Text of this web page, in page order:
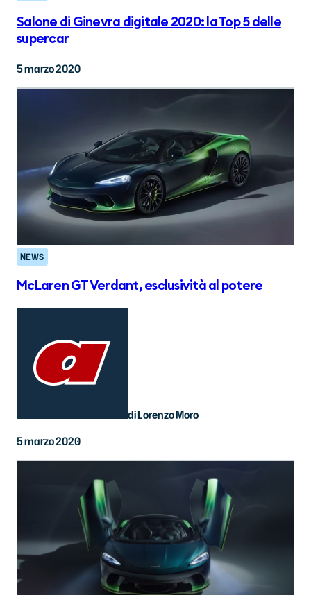
Salone di Ginevra digitale 2020: la Top 5 delle
supercar
5 marzo 2020
NEWS
McLaren GT Verdant, esclusività al potere
di Lorenzo Moro
5 marzo 2020